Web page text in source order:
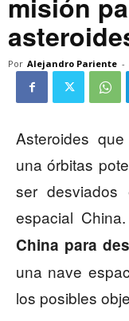
misión
Por Alejandro Pariente -
Asteroides
una órbitas
ser
espacial
China para
una nave
los posibles